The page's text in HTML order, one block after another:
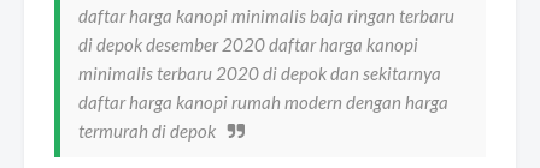
daftar harga kanopi minimalis baja ringan terbaru
di depok desember 2020 daftar harga kanopi
minimalis terbaru 2020 di depok dan sekitarnya
daftar harga kanopi rumah modern dengan harga
termurah di depok